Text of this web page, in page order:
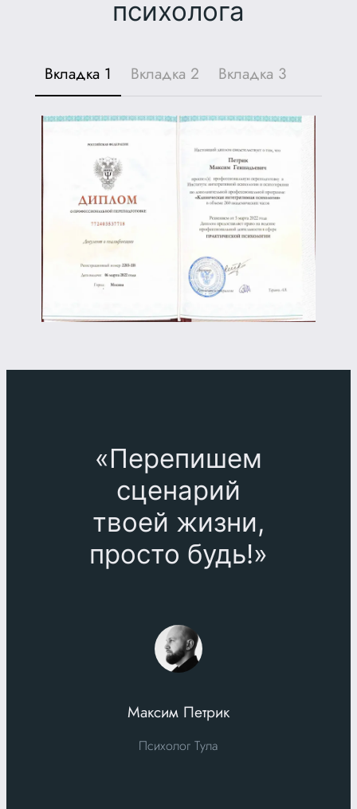
психолога
Вкладка 1 Вкладка 2 Вкладка 3
«Перепишем
сценарий
твоей жизни,
просто будь!»
Максим Петрик
Психолог Тула